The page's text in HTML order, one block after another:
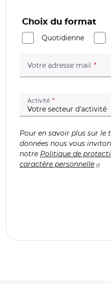
Choix du format
Quotidienne
Votre adresse mail
Activité (champ obligatoire)
Pour en savoir plus sur le
données nous vous
notre Politique de
caractère personnelle